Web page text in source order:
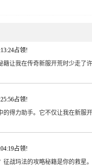
占领!
籍让我在传奇新服开荒时少走了
占领!
的得力助手。它不仅让我在新服
占领!
征战玛法的攻略秘籍是你的救星